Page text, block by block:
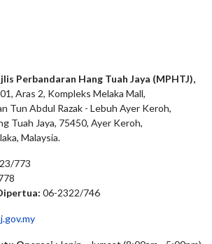
Perbandaran Hang Tuah Jaya (MPHTJ),
Aras 2, Kompleks Melaka Mall,
Tun Abdul Razak - Lebuh Ayer Keroh,
Tuah Jaya, 75450, Ayer Keroh,
Malaysia.
773
06-2322/746